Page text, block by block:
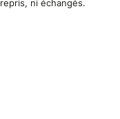
ni échangés.